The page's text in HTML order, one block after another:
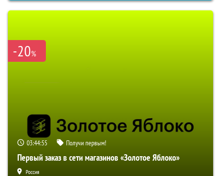
-20%
03:44:54 Получи первым!
Первый заказ в сети магазинов «Золотое Яблоко»
Россия